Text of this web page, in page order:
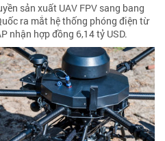
sản xuất UAV FPV sang bang
ra mắt hệ thống phóng điện từ
nhận hợp đồng 6,14 tỷ USD.